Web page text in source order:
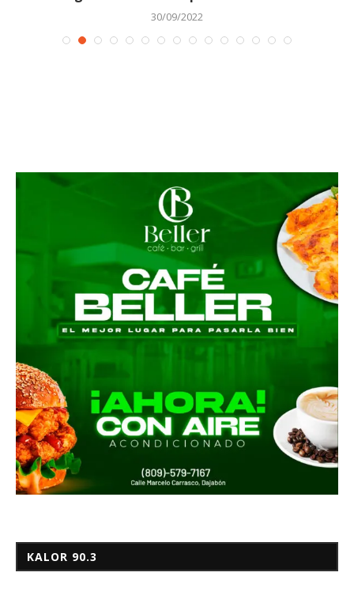
30/09/2022
KALOR 90.3